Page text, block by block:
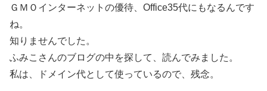
ＧＭＯインターネットの優待、Office35代にもなるんです
ね。
知りませんでした。
ふみこさんのブログの中を探して、読んでみました。
私は、ドメイン代として使っているので、残念。